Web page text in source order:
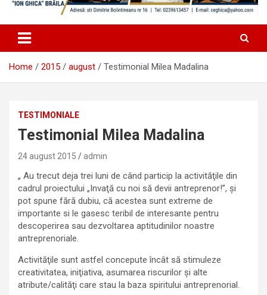
Home 2015 august Testimonial Milea Madalina
TESTIMONIALE
Testimonial Milea Madalina
24 august 2015 admin
„ Au trecut deja trei luni de când particip la activităţile din
cadrul proiectului „Invaţă cu noi să devii antreprenor!”, şi
pot spune fără dubiu, că acestea sunt extreme de
importante si le gasesc teribil de interesante pentru
descoperirea sau dezvoltarea aptitudinilor noastre
antreprenoriale.
Activităţile sunt astfel concepute încât să stimuleze
creativitatea, iniţiativa, asumarea riscurilor şi alte
atribute/calităţi care stau la baza spiritului antreprenorial.